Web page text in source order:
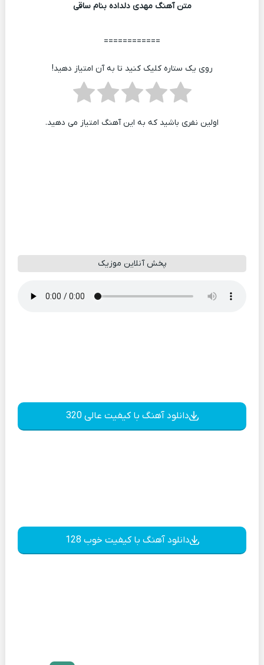
متن آهنگ مهدی دلداده بنام ساقی
============
روی یک ستاره کلیک کنید تا به آن امتیاز دهید!
اولین نفری باشید که به این آهنگ امتیاز می دهید.
پخش آنلاین موزیک
دانلود آهنگ با کیفیت عالی 320
دانلود آهنگ با کیفیت خوب 128